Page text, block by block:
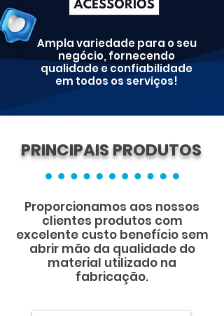
Ampla variedade para o seu
negócio, fornecendo
qualidade e confiabilidade
em todos os serviços!
PRINCIPAIS PRODUTOS
Proporcionamos aos nossos
clientes produtos com
excelente custo benefício sem
abrir mão da qualidade do
material utilizado na
fabricação.